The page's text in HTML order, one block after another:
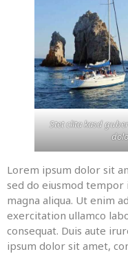
Stet clita kasd
Lorem ipsum dolor sit
sed do eiusmod
magna aliqua. Ut enim
exercitation ullamco
consequat. Duis aute
ipsum dolor sit amet,